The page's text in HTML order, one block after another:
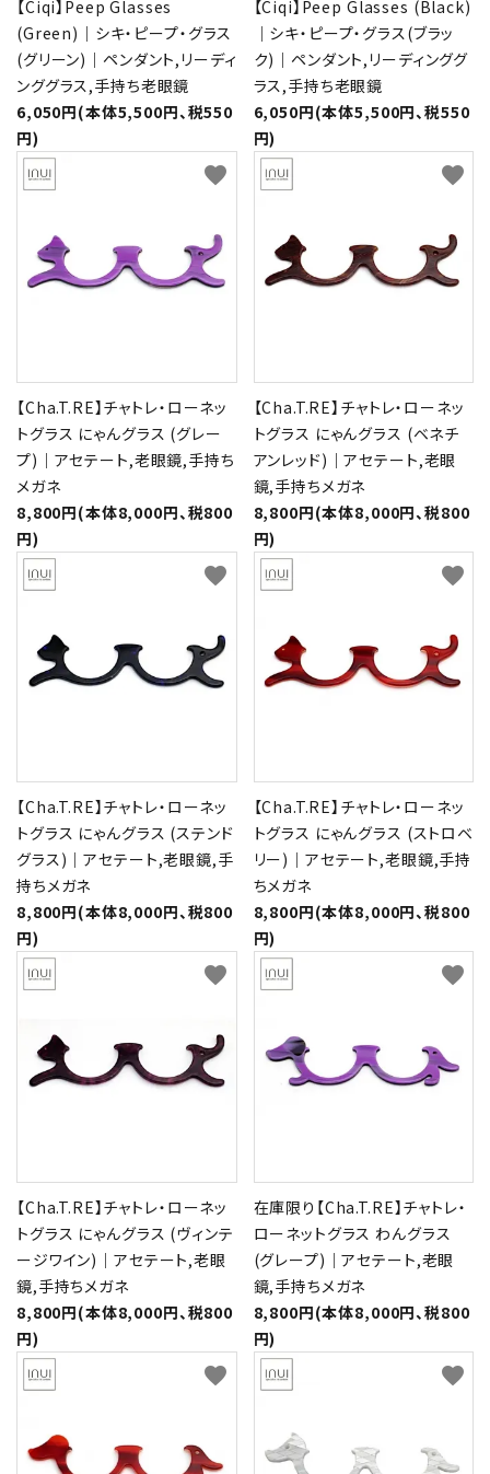
【Ciqi】Peep Glasses
(Green)｜シキ・ピープ・グラス
(グリーン)｜ペンダント,リーディ
ンググラス,手持ち老眼鏡
6,050円(本体5,500円、税550
円)
【Ciqi】Peep Glasses (Black)
｜シキ・ピープ・グラス(ブラッ
ク)｜ペンダント,リーディンググ
ラス,手持ち老眼鏡
6,050円(本体5,500円、税550
円)
【Cha.T.RE】チャトレ・ローネッ
トグラス にゃんグラス (グレー
プ)｜アセテート,老眼鏡,手持ち
メガネ
8,800円(本体8,000円、税800
円)
favorite
【Cha.T.RE】チャトレ・ローネッ
トグラス にゃんグラス (ベネチ
アンレッド)｜アセテート,老眼
鏡,手持ちメガネ
8,800円(本体8,000円、税800
円)
favorite
【Cha.T.RE】チャトレ・ローネッ
トグラス にゃんグラス (ステンド
グラス)｜アセテート,老眼鏡,手
持ちメガネ
8,800円(本体8,000円、税800
円)
favorite
【Cha.T.RE】チャトレ・ローネッ
トグラス にゃんグラス (ストロベ
リー)｜アセテート,老眼鏡,手持
ちメガネ
8,800円(本体8,000円、税800
円)
favorite
【Cha.T.RE】チャトレ・ローネッ
トグラス にゃんグラス (ヴィンテ
ージワイン)｜アセテート,老眼
鏡,手持ちメガネ
8,800円(本体8,000円、税800
円)
favorite
在庫限り【Cha.T.RE】チャトレ・
ローネットグラス わんグラス
(グレープ)｜アセテート,老眼
鏡,手持ちメガネ
8,800円(本体8,000円、税800
円)
favorite
favorite favorite